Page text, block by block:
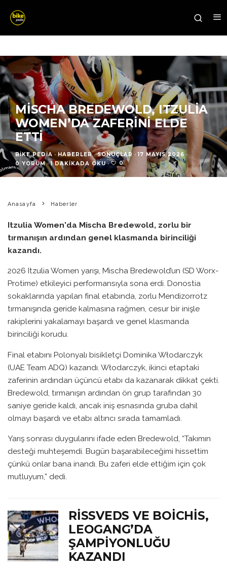
MISCHA BREDEWOLD, ITZULIA
WOMEN’DA ZAFERINI ELDE
ETTI
BIKE PEDIA · HABERLER SONUÇLAR · 17 MAYIS 2026 ·
0 YORUM · 1 DAKIKADA OKU · 0
Anasayfa Haberler
Itzulia Women'da Mischa Bredewold, zorlu bir
tırmanışın ardından genel klasmanda birinciliği
kazandı.
2026 Itzulia Women yarışı, Mischa Bredewold’un (SD Worx-
Protime) etkileyici performansıyla sona erdi. Donostia
sokaklarında yapılan final etabında, zorlu Mendizorrotz
tırmanışında geride kalmasına rağmen, cesur bir inişle
rakiplerini yakalamayı başardı ve genel klasmanda
birinciliği korudu.
Final etabını Polonyalı bisikletçi Dominika Włodarczyk
(UAE Team ADQ) kazandı. Włodarczyk, ikinci etaptaki
zaferinin ardından üçüncü etabı da kazanarak dikkat çekti.
Bredewold, tırmanışın ardından ön grup tarafından 30
saniye geride kaldı, ancak iniş esnasında gruba dahil
olmayı başardı ve etabı altıncı sırada tamamladı.
Yarış sonrası duygularını ifade eden Bredewold, “Takımın
desteği muhteşemdi. Bugün başarabileceğimi hissettim
çünkü onlar bana inandı. Bu zaferi elde ettiğim için çok
mutluyum,” dedi.
RISSVEDS VE BOICHIS,
LEOGANG’DA
ŞAMPIYONLUĞU
KAZANDI